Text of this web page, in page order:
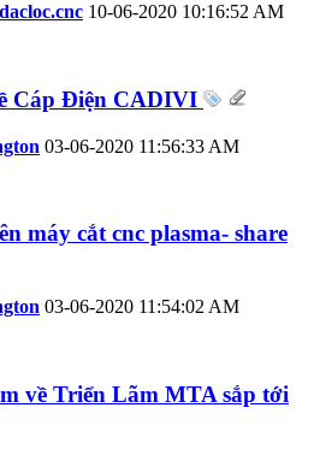
10-06-2020 10:16:52 AM
Cáp Điện CADIVI
03-06-2020 11:56:33 AM
máy cắt cnc plasma- share
03-06-2020 11:54:02 AM
về Triển Lãm MTA sắp tới